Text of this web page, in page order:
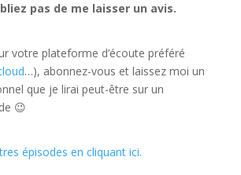
pas de me laisser un avis.
votre plateforme d’écoute préféré
…), abonnez-vous et laissez moi un
que je lirai peut-être sur un
😉
épisodes en cliquant ici.